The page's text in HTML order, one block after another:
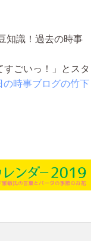
知識！過去の時事
すごいっ！」とスタ
の時事ブログの竹下